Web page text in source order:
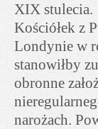
XIX stulecia.
Kościółek z
Londynie w
stanowiłby
obronne
narożach.